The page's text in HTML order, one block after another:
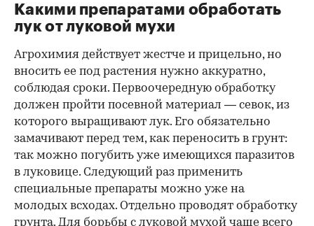
Какими препаратами обработать
лук от луковой мухи
Агрохимия действует жестче и прицельно, но
вносить ее под растения нужно аккуратно,
соблюдая сроки. Первоочередную обработку
должен пройти посевной материал — севок, из
которого выращивают лук. Его обязательно
замачивают перед тем, как переносить в грунт:
так можно погубить уже имеющихся паразитов
в луковице. Следующий раз применить
специальные препараты можно уже на
молодых всходах. Отдельно проводят обработку
грунта. Для борьбы с луковой мухой чаще всего